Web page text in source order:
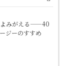
よみがえる——40
ジーのすすめ